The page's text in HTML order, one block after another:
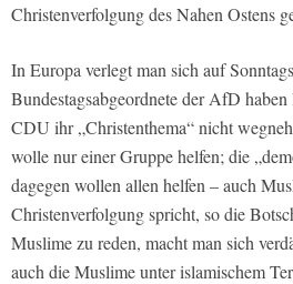
Christenverfolgung des Nahen Ostens
In Europa verlegt man sich auf
Bundestagsabgeordnete der AfD
CDU ihr „Christenthema“ nicht
wolle nur einer Gruppe helfen; die
dagegen wollen allen helfen – auch
Christenverfolgung spricht, so die
Muslime zu reden, macht man sich
auch die Muslime unter islamischem